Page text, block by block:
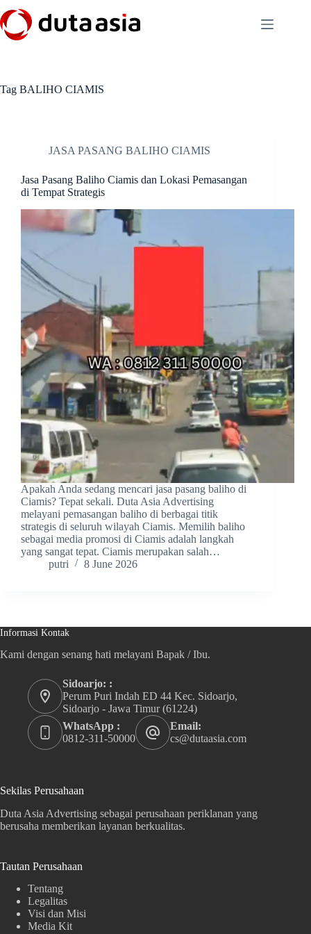
to
content
Tag BALIHO CIAMIS
JASA PASANG BALIHO CIAMIS
Jasa Pasang Baliho Ciamis dan Lokasi Pemasangan
di Tempat Strategis
Apakah Anda sedang mencari jasa pasang baliho di
Ciamis? Tepat sekali. Duta Asia Advertising
melayani pemasangan baliho di berbagai titik
strategis di seluruh wilayah Ciamis. Memilih baliho
sebagai media promosi di Ciamis adalah langkah
yang sangat tepat. Ciamis merupakan salah…
putri
8 June 2026
Informasi Kontak
Kami dengan senang hati melayani Bapak / Ibu.
Sidoarjo: :
Perum Puri Indah ED 44 Kec. Sidoarjo,
Sidoarjo - Jawa Timur (61224)
WhatsApp :
0812-311-50000
Email:
cs@dutaasia.com
Sekilas Perusahaan
Duta Asia Advertising sebagai perusahaan periklanan yang
berusaha memberikan layanan berkualitas.
Tautan Perusahaan
Tentang
Legalitas
Visi dan Misi
Media Kit